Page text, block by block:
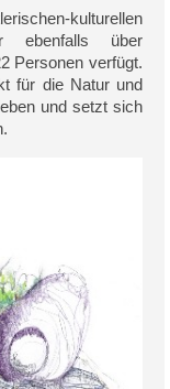
kulturellen
ebenfalls über
Personen verfügt.
für die Natur und
und setzt sich